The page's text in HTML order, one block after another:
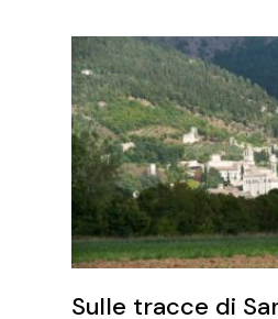
Sulle tracce di